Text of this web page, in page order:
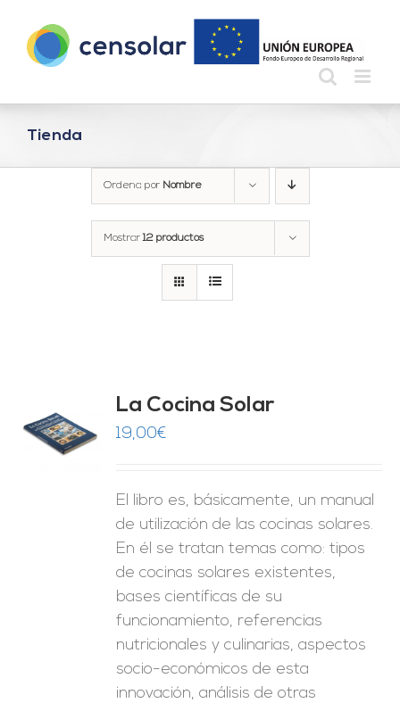
contenido
Tienda
Ordena por Nombre
Mostrar12 productos
La Cocina Solar
19,00€
El libro es, básicamente, un manual
de utilización de las cocinas solares.
En él se tratan temas como: tipos
de cocinas solares existentes,
bases científicas de su
funcionamiento, referencias
nutricionales y culinarias, aspectos
socio-económicos de esta
innovación, análisis de otras